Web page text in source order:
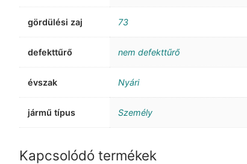
gördülési zaj 73
defekttűrő nem defekttűrő
évszak Nyári
jármű típus Személy
Kapcsolódó termékek